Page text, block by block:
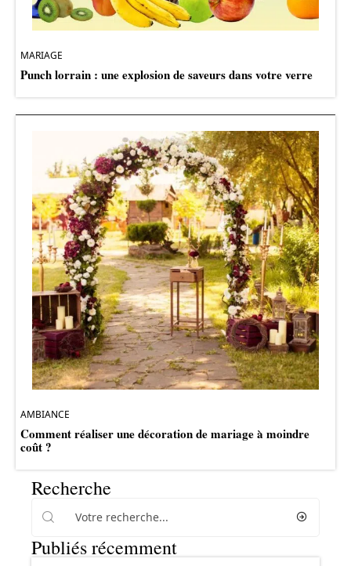
MARIAGE
Punch lorrain : une explosion de saveurs dans votre verre
AMBIANCE
Comment réaliser une décoration de mariage à moindre
coût ?
Recherche
Publiés récemment